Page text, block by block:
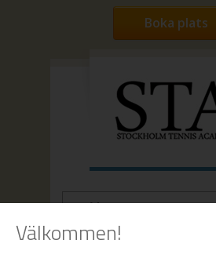
Boka plats
Välkommen!